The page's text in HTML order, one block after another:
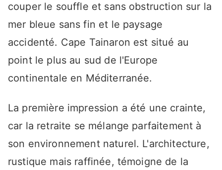
couper le souffle et sans obstruction sur la
mer bleue sans fin et le paysage
accidenté. Cape Tainaron est situé au
point le plus au sud de l'Europe
continentale en Méditerranée.
La première impression a été une crainte,
car la retraite se mélange parfaitement à
son environnement naturel. L'architecture,
rustique mais raffinée, témoigne de la